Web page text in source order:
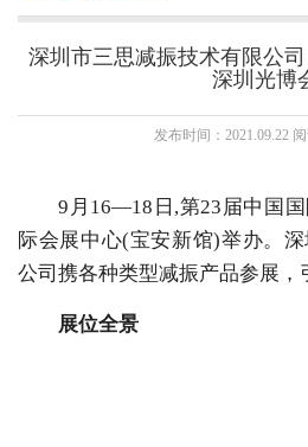
深圳市三思减振技术有限公
深圳光博
发布时间：2021.09.22
9月16—18日,第23届中国
际会展中心(宝安新馆)举办。
公司携各种类型减振产品参展，
展位全景